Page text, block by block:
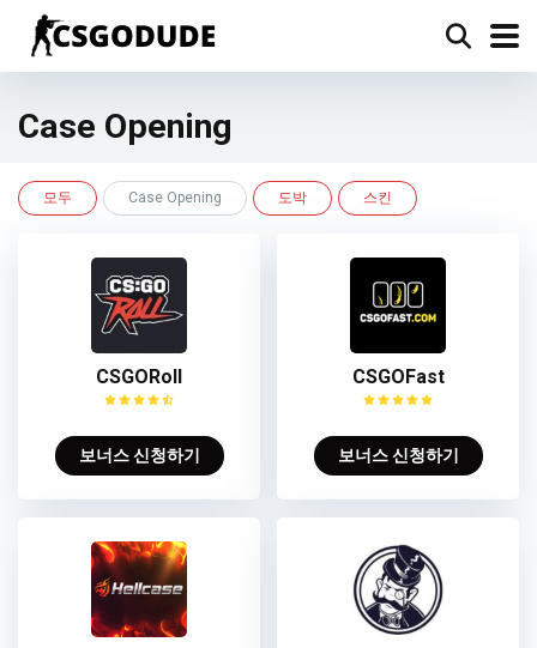
Case Opening
모두 Case Opening 도박 스킨
CSGORoll
보너스 신청하기
CSGOFast
보너스 신청하기